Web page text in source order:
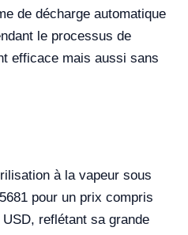
de décharge automatique
le processus de
efficace mais aussi sans
à la vapeur sous
pour un prix compris
reflétant sa grande